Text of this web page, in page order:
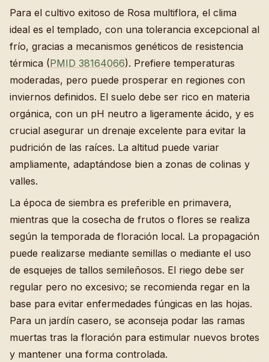
Para el cultivo exitoso de Rosa multiflora, el clima
ideal es el templado, con una tolerancia excepcional al
frío, gracias a mecanismos genéticos de resistencia
térmica (PMID 38164066). Prefiere temperaturas
moderadas, pero puede prosperar en regiones con
inviernos definidos. El suelo debe ser rico en materia
orgánica, con un pH neutro a ligeramente ácido, y es
crucial asegurar un drenaje excelente para evitar la
pudrición de las raíces. La altitud puede variar
ampliamente, adaptándose bien a zonas de colinas y
valles.
La época de siembra es preferible en primavera,
mientras que la cosecha de frutos o flores se realiza
según la temporada de floración local. La propagación
puede realizarse mediante semillas o mediante el uso
de esquejes de tallos semileñosos. El riego debe ser
regular pero no excesivo; se recomienda regar en la
base para evitar enfermedades fúngicas en las hojas.
Para un jardín casero, se aconseja podar las ramas
muertas tras la floración para estimular nuevos brotes
y mantener una forma controlada.